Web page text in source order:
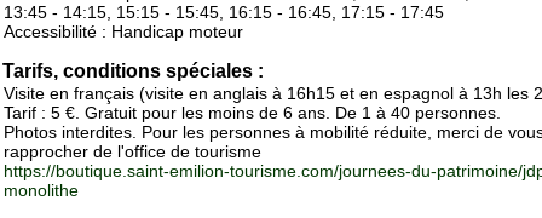
13:45 - 14:15, 15:15 - 15:45, 16:15 - 16:45, 17:15 - 17:45
Accessibilité : Handicap moteur
Tarifs, conditions spéciales :
Visite en français (visite en anglais à 16h15 et en espagnol à 13h les
Tarif : 5 €. Gratuit pour les moins de 6 ans. De 1 à 40 personnes.
Photos interdites. Pour les personnes à mobilité réduite, merci de
rapprocher de l'office de tourisme
https://boutique.saint-emilion-tourisme.com/journees-du-patrimoine/
monolithe